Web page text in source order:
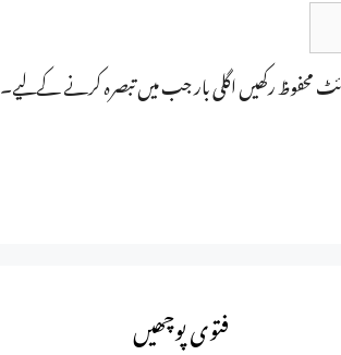
محفوظ رکھیں اگلی بار جب میں تبصرہ کرنے کےلیے۔
فتوی پوچھیں